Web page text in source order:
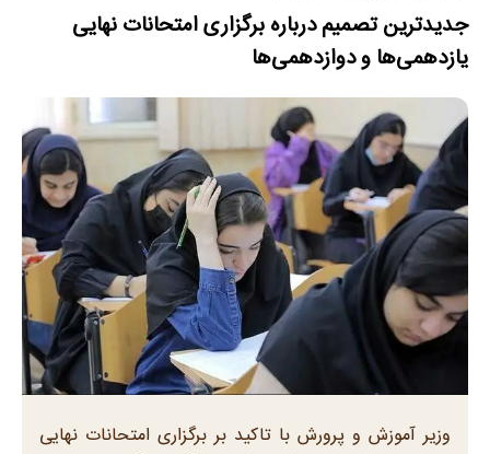
جدیدترین تصمیم درباره برگزاری امتحانات نهایی
یازدهمی‌ها و دوازدهمی‌ها
وزیر آموزش و پرورش با تاکید بر برگزاری امتحانات نهایی